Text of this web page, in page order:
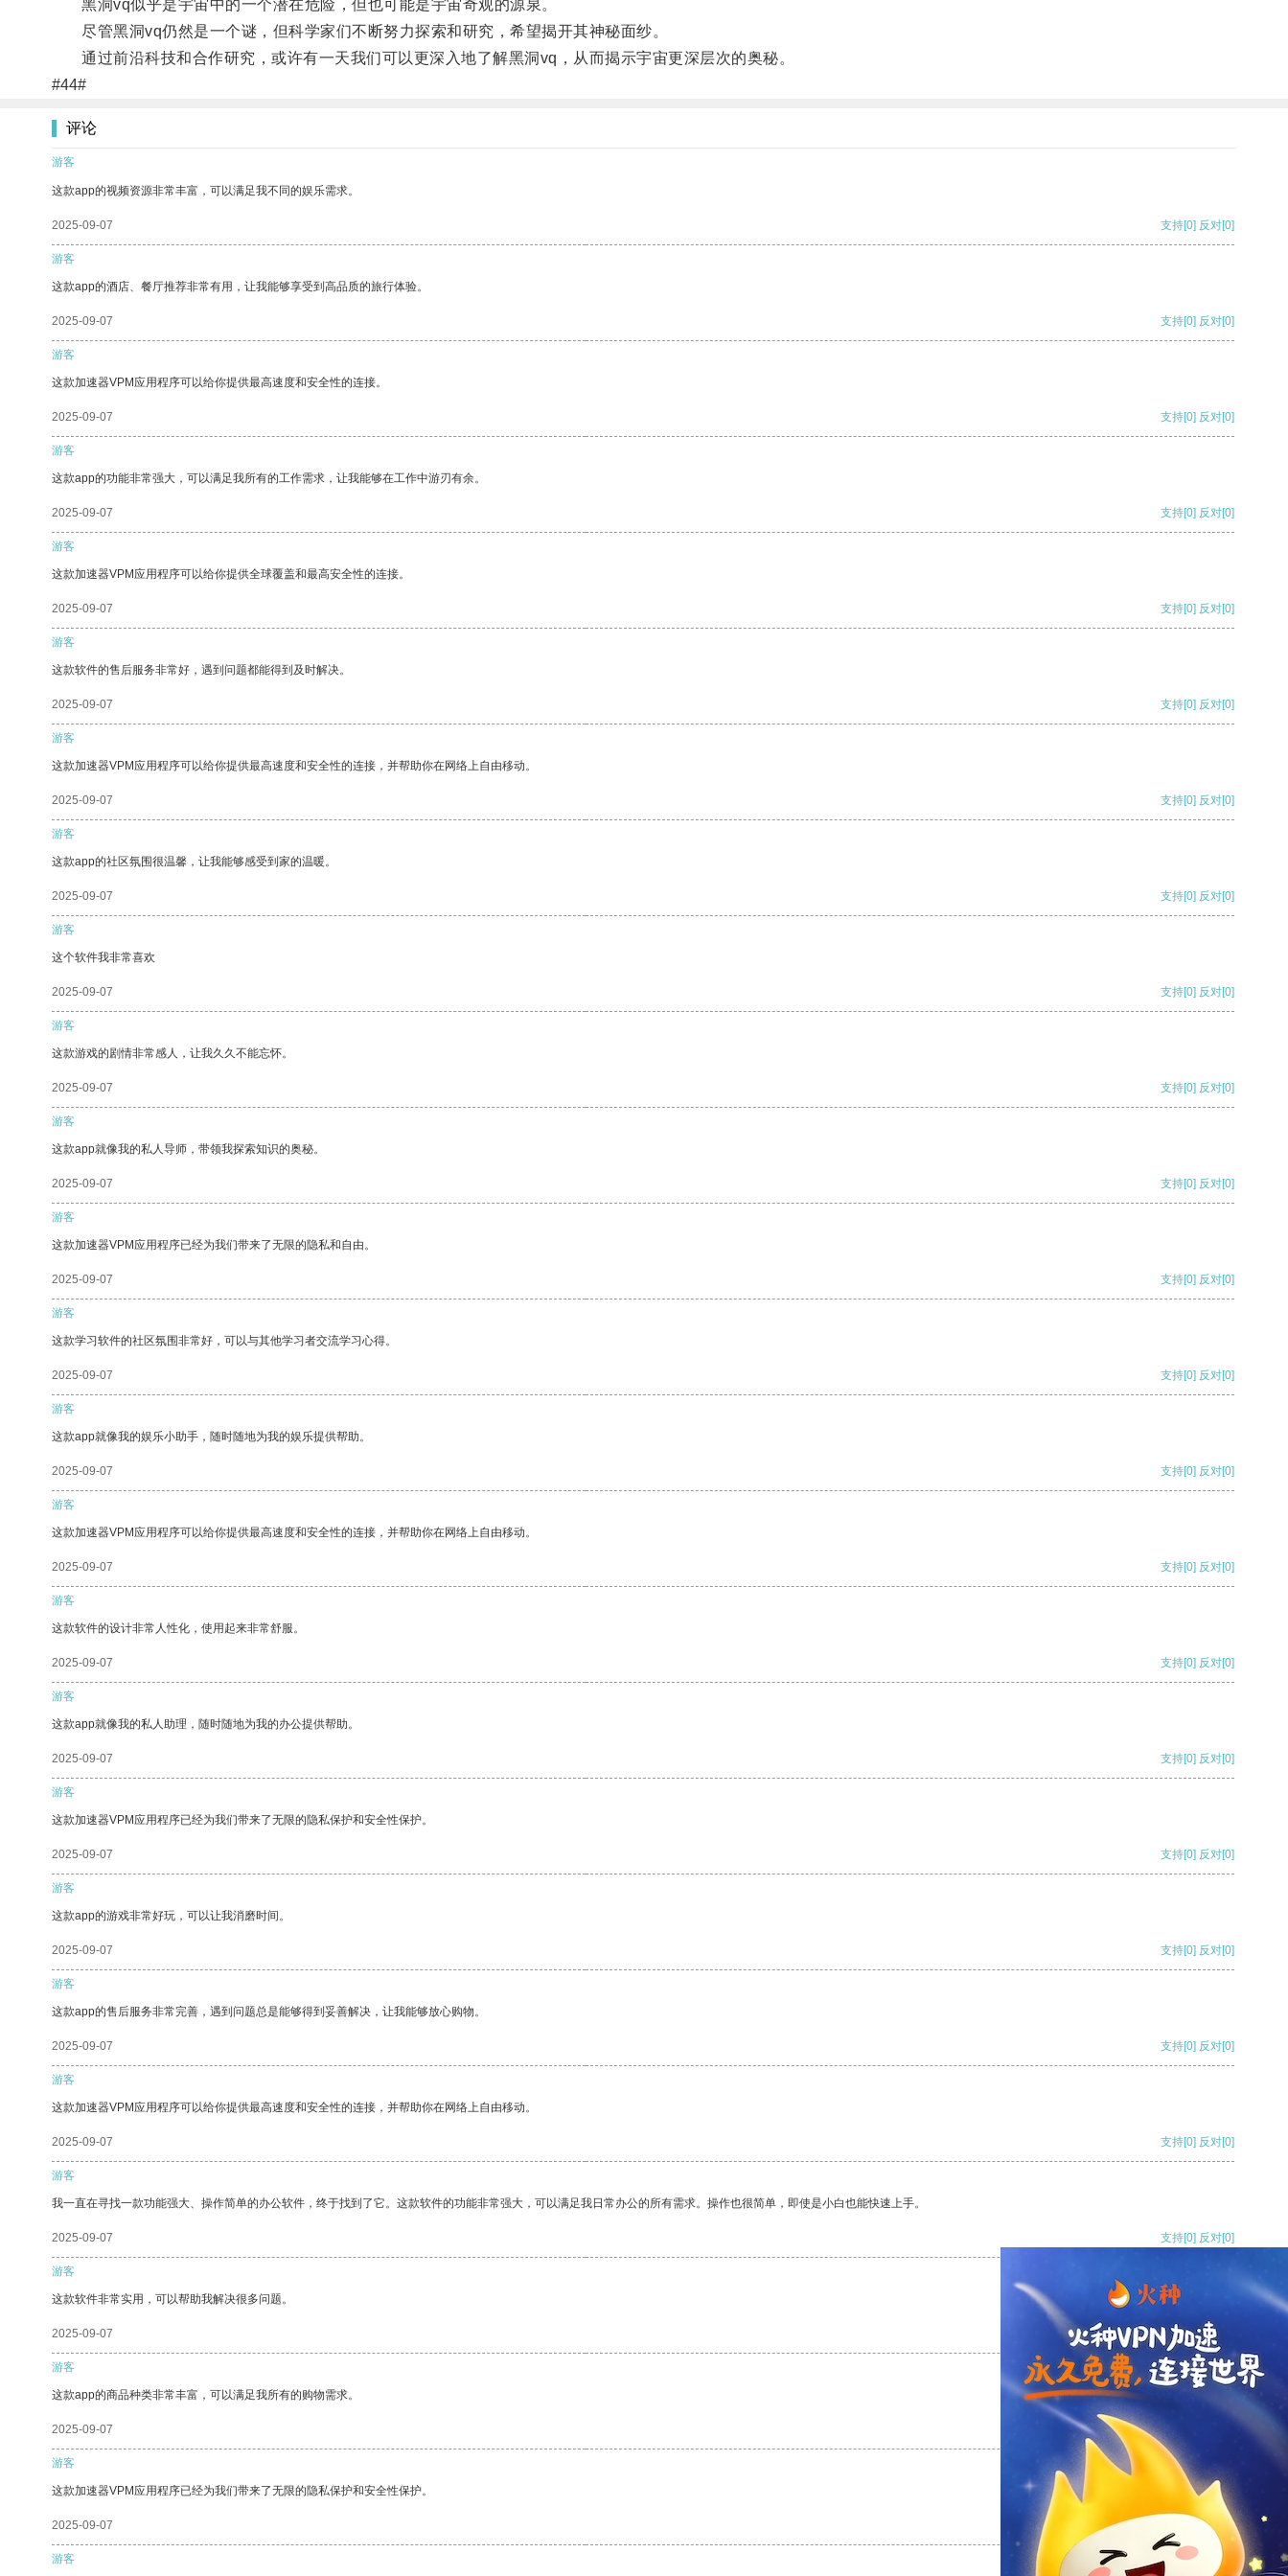
黑洞vq似乎是宇宙中的一个潜在危险，但也可能是宇宙奇观的源泉。
尽管黑洞vq仍然是一个谜，但科学家们不断努力探索和研究，希望揭开其神秘面纱。
通过前沿科技和合作研究，或许有一天我们可以更深入地了解黑洞vq，从而揭示宇宙更深层次的奥秘。
#44#
评论
游客
这款app的视频资源非常丰富，可以满足我不同的娱乐需求。
2025-09-07 支持[0] 反对[0]
游客
这款app的酒店、餐厅推荐非常有用，让我能够享受到高品质的旅行体验。
2025-09-07 支持[0] 反对[0]
游客
这款加速器VPM应用程序可以给你提供最高速度和安全性的连接。
2025-09-07 支持[0] 反对[0]
游客
这款app的功能非常强大，可以满足我所有的工作需求，让我能够在工作中游刃有余。
2025-09-07 支持[0] 反对[0]
游客
这款加速器VPM应用程序可以给你提供全球覆盖和最高安全性的连接。
2025-09-07 支持[0] 反对[0]
游客
这款软件的售后服务非常好，遇到问题都能得到及时解决。
2025-09-07 支持[0] 反对[0]
游客
这款加速器VPM应用程序可以给你提供最高速度和安全性的连接，并帮助你在网络上自由移动。
2025-09-07 支持[0] 反对[0]
游客
这款app的社区氛围很温馨，让我能够感受到家的温暖。
2025-09-07 支持[0] 反对[0]
游客
这个软件我非常喜欢
2025-09-07 支持[0] 反对[0]
游客
这款游戏的剧情非常感人，让我久久不能忘怀。
2025-09-07 支持[0] 反对[0]
游客
这款app就像我的私人导师，带领我探索知识的奥秘。
2025-09-07 支持[0] 反对[0]
游客
这款加速器VPM应用程序已经为我们带来了无限的隐私和自由。
2025-09-07 支持[0] 反对[0]
游客
这款学习软件的社区氛围非常好，可以与其他学习者交流学习心得。
2025-09-07 支持[0] 反对[0]
游客
这款app就像我的娱乐小助手，随时随地为我的娱乐提供帮助。
2025-09-07 支持[0] 反对[0]
游客
这款加速器VPM应用程序可以给你提供最高速度和安全性的连接，并帮助你在网络上自由移动。
2025-09-07 支持[0] 反对[0]
游客
这款软件的设计非常人性化，使用起来非常舒服。
2025-09-07 支持[0] 反对[0]
游客
这款app就像我的私人助理，随时随地为我的办公提供帮助。
2025-09-07 支持[0] 反对[0]
游客
这款加速器VPM应用程序已经为我们带来了无限的隐私保护和安全性保护。
2025-09-07 支持[0] 反对[0]
游客
这款app的游戏非常好玩，可以让我消磨时间。
2025-09-07 支持[0] 反对[0]
游客
这款app的售后服务非常完善，遇到问题总是能够得到妥善解决，让我能够放心购物。
2025-09-07 支持[0] 反对[0]
游客
这款加速器VPM应用程序可以给你提供最高速度和安全性的连接，并帮助你在网络上自由移动。
2025-09-07 支持[0] 反对[0]
游客
我一直在寻找一款功能强大、操作简单的办公软件，终于找到了它。这款软件的功能非常强大，可以满足我日常办公的所有需求。操作也很简单，即使是小白也能快速上手。
2025-09-07 支持[0] 反对[0]
游客
这款软件非常实用，可以帮助我解决很多问题。
2025-09-07 支持[0] 反对
游客
这款app的商品种类非常丰富，可以满足我所有的购物需求。
2025-09-07 支持
游客
这款加速器VPM应用程序已经为我们带来了无限的隐私保护和安全性保护。
2025-09-07 反对 [0]
游客